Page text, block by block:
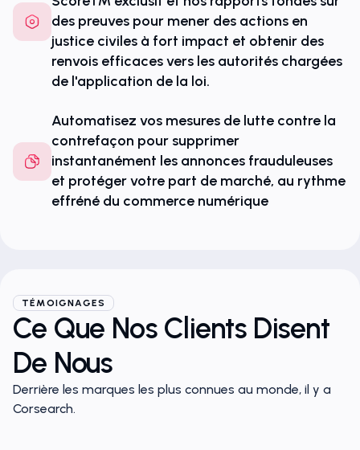
des preuves pour mener des actions en
justice civiles à fort impact et obtenir des
renvois efficaces vers les autorités chargées
de l'application de la loi.
Automatisez vos mesures de lutte contre la
contrefaçon pour supprimer
instantanément les annonces frauduleuses
et protéger votre part de marché, au rythme
effréné du commerce numérique
TÉMOIGNAGES
Ce Que Nos Clients Disent
De Nous
Derrière les marques les plus connues au monde, il y a
Corsearch.